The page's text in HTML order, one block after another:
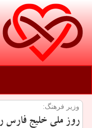
وزیر فرهنگ:
روز ملی خلیج فارس